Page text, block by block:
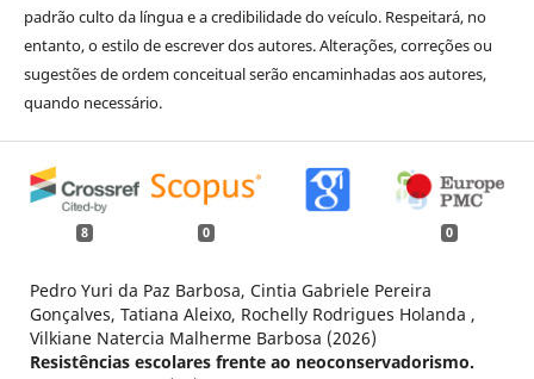
padrão culto da língua e a credibilidade do veículo. Respeitará, no
entanto, o estilo de escrever dos autores. Alterações, correções ou
sugestões de ordem conceitual serão encaminhadas aos autores,
quando necessário.
8 0 0
Pedro Yuri da Paz Barbosa, Cintia Gabriele Pereira
Gonçalves, Tatiana Aleixo, Rochelly Rodrigues Holanda ,
Vilkiane Natercia Malherme Barbosa (2026)
Resistências escolares frente ao neoconservadorismo.